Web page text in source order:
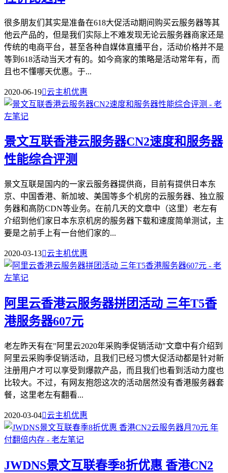
很多朋友们其实是准备在618大促活动期间购买云服务器等其
他云产品的，但是我们实际上不难发现无论云服务器商家还是
传统的电商平台，甚至各种自媒体直播平台，活动价格并不是
等到618活动当天才有的。如今商家的策略是活动常年有，而
且也不懂哪天优惠。于...
2020-06-19云主机优惠
景文互联香港云服务器CN2速度和服务器
性能综合评测
景文互联是国内的一家云服务器提供商，目前有提供日本东
京、中国香港、新加坡、美国等多个机房的云服务器、独立服
务器和高防CDN等业务。在前几天的文章中（这里）老左有
介绍到他们家日本东京机房的服务器下载和速度简单测试，主
要是之前手上有一台他们家的...
2020-03-13云主机优惠
阿里云香港云服务器拼团活动 三年T5香
港服务器607元
老左昨天有在"阿里云2020年采购季促销活动"文章中有介绍到
阿里云采购季促销活动，且我们已经习惯大促活动都是针对新
注册用户才可以享受到爆款产品，而且我们也看到活动力度也
比较大。不过，有网友抱怨这次的活动居然没有香港服务器套
餐，这里老左有翻看...
2020-03-04云主机优惠
JWDNS景文互联春季8折优惠 香港CN2